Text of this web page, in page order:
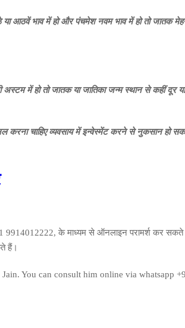
या आठवें भाव में हो और पंचमेश नवम भाव में हो तो जातक
में हो तो जातक या जातिका जन्म स्थान से कहीं दूर या
चाहिए व्यवसाय में इन्वेस्मेंट करने से नुकसान हो
के माध्यम से ऑनलाइन परामर्श कर सकते
हैं।
You can consult him online via whatsapp